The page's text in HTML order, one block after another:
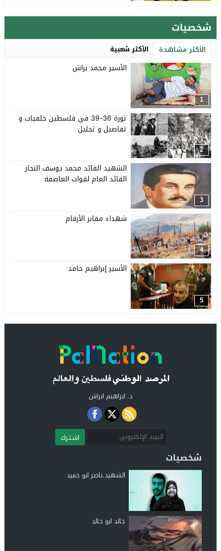
شخصيات
الأكثر مشاهدة الأكثر شعبية
1
الأسير محمد براش
2
ثورة 36-39 في فلسطين خلفيات و
تفاصيل و تحليل
3
الشهيد القائد محمد يوسف النجار
القائد العام لقوات العاصفة
4
شهداء مقابر الأرقام
5
الأسير إبراهيم حامد
د. ابراهيم ابراش
اشـتـرك
شخصيات
الشهيد.ناصر ابو حميد
خالد ابو خالد